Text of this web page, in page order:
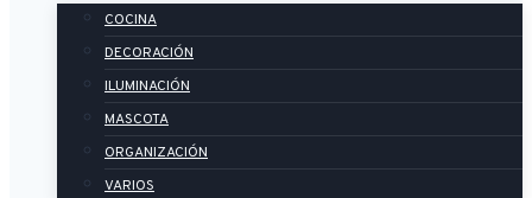
COCINA
DECORACIÓN
ILUMINACIÓN
MASCOTA
ORGANIZACIÓN
VARIOS